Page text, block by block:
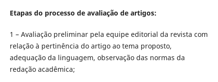
Etapas do processo de avaliação de artigos:
1 – Avaliação preliminar pela equipe editorial da revista com
relação à pertinência do artigo ao tema proposto,
adequação da linguagem, observação das normas da
redação acadêmica;